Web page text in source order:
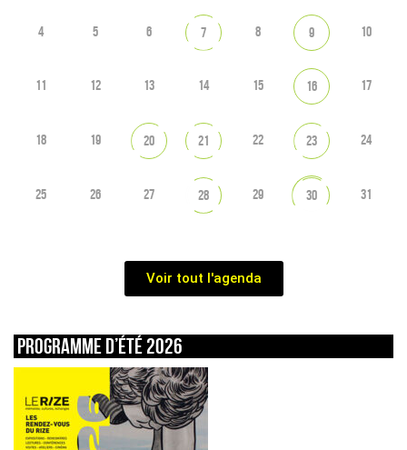
4 5 6 7 8 9 10
11 12 13 14 15 16 17
18 19 20 21 22 23 24
25 26 27 28 29 30 31
Voir tout l'agenda
Programme d’été 2026